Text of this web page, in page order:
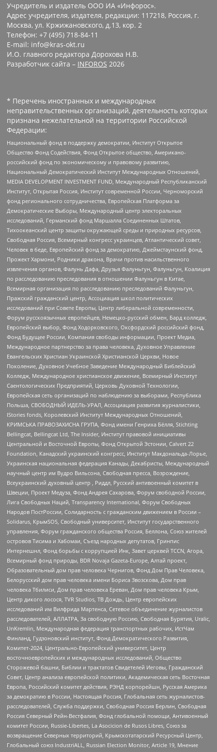
Учредитель и издатель ООО ИА «Инфорос».
Адрес учредителя, издателя, редакции: 117218, Россия, г.
Москва, ул. Кржижановского, д.13, кор. 2
Телефон: +7 (495) 718-84-11
E-mail: info@kras-okt.ru
И.О. главного редактора Дорохова Н.В.
Разработчик сайта – INFOROS 2026
* Перечень иностранных и международных
неправительственных организаций, деятельность которых
признана нежелательной на территории Российской
Федерации:
Национальный фонд в поддержку демократии, Институт Открытое
Общество Фонд Содействия, Фонд Открытое общество, Американо-
российский фонд по экономическому и правовому развитию,
Национальный Демократический Институт Международных Отношений,
MEDIA DEVELOPMENT INVESTMENT FUND, Международный Республиканский
Институт, Открытая Россия, Институт современной России, Черноморский
фонд регионального сотрудничества, Европейская Платформа за
Демократические Выборы, Международный центр электоральных
исследований, Германский фонд Маршалла Соединенных Штатов,
Тихоокеанский центр защиты окружающей среды и природных ресурсов,
Свободная Россия, Всемирный конгресс украинцев, Атлантический совет,
Человек в беде, Европейский фонд за демократию, Джеймстаунский фонд,
Прожект Хармони, Родники дракона, Врачи против насильственного
извлечения органов, Фалунь Дафа, Друзья Фалуньгун, Фалуньгун, Коалиция
по расследованию преследования в отношении Фалуньгун в Китае,
Всемирная организация по расследованию преследований Фалуньгун,
Пражский гражданский центр, Ассоциация школ политических
исследований при Совете Европы, Центр либеральной современности,
Форум русскоязычных европейцев, Немецко-русский обмен, Бард колледж,
Европейский выбор, Фонд Ходорковского, Оксфордский российский фонд,
Фонд Будущее России, Компания свободы информации, Проект Медиа,
Международное партнерство за права человека, Духовное Управление
Евангельских Христиан Украинской Христианской Церкви, Новое
Поколение, Духовное Учебное Заведение Международный Библейский
Колледж, Международное христианское движение, Всемирный Институт
Саентологических Предприятий, Церковь Духовной Технологии,
Европейская сеть организаций по наблюдению за выборами, Республика
Польша, СВОБОДНЫЙ ИДЕЛЬ-УРАЛ, Ассоциация развития журналистики,
IStories fonds, Королевский Институт Международных Отношений,
КРИМСЬКА ПРАВОЗАХИСНА ГРУПА, Фонд имени Генриха Бёлля, Stichting
Bellingcat, Bellingcat Ltd, The Insider, Институт правовой инициативы
Центральной и Восточной Европы, Фонд Открытой Эстонии, Calvert 22
Foundation, Канадский украинский конгресс, Институт Макдональда-Лорье,
Украинская национальная федерация Канады, Декабристы, Международный
научный центр им Вудро Вильсона, Свободная пресса, Возрождение,
Всеукраинский духовный центр , Риддл, Русский антивоенный комитет в
Швеции, Проект Медуза, Фонд Андрея Сахарова, Форум свободной России,
Лига Свободных Наций, Transparеncy International, Форум Свободных
Народов ПостРоссии, Солидарность с гражданским движением в России –
Solidarus, КрымSOS, Свободный университет, Институт государственного
управления, Форум гражданского общества Россия, Беллона, Союз жителей
островов Тисима и Хабомаи, Съезд народных депутатов, Гринпис
Интернешнл, Фонд борьбы с коррупцией Инк, Завет церквей TCCN, Агора,
Всемирный фонд природы, BDR Novaja Gazeta-Europe, Алтай проект,
Образовательный дом прав человека Чернигов, Фонд Дом Прав Человека,
Белорусский дом прав человека имени Бориса Звозскова, Дом прав
человека Тбилиси, Дом прав человека Ереван, Дом прав человека Крым,
Центр дикого лосося, TVR Studios, ТВ Дождь, Центр европейских
исследований им Вилфрида Мартенса, Сетевое объединение журналистов
расследователей, АЛЛАТРА, За свободную Россию, Свободная Бурятия, Uralic,
UnKremlin, Международная федерация транспортных рабочих, ИстЧам
Финланд, Гудзоновский институт, Фонд Демократического Развития,
Комитет-2024, Центрально-Европейский университет, Центр
восточноевропейских и международных исследований, Общество
Сторожевой башни, Библии и трактатов Свидетелей Иеговы, Гражданский
Совет, Центр анализа европейской политики, Академическая сеть Восточная
Европа, Российский комитет действия, РЭНД корпорейшн, Русская Америка
за демократию в России, Настоящая Россия, Глобальная сеть журналистов-
расследователей, Служба поддержки, Свободная Россия Берлин, Свободная
Россия Северный Рейн-Вестфалия, Фонд глобальной помощи, Антивоенный
комитет России, Russie-Libertes, La Asocicion de Rusos Libres, Союз за
возвращение Северных территорий, Крымскотатарский Ресурсный Центр,
Глобальный союз IndustriALL, Russian Election Monitor, Article 19, Мнение